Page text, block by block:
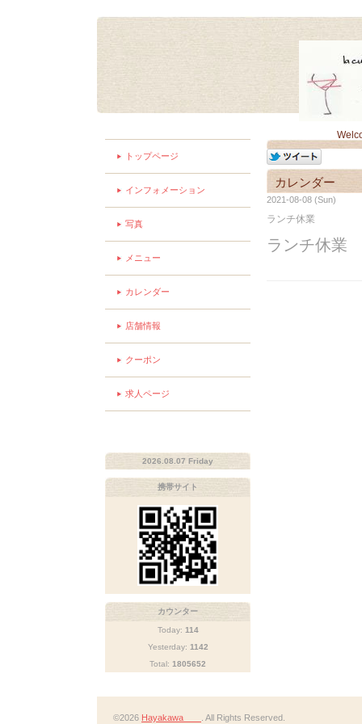
カレンダー
2021-08-08 (Sun)
ランチ休業
ランチ休業
トップページ
インフォメーション
写真
メニュー
カレンダー
店舗情報
クーポン
求人ページ
2026.08.07 Friday
携帯サイト
カウンター
Today: 114
Yesterday: 1142
Total: 1805652
©2026 Hayakawa . All Rights Reserved.